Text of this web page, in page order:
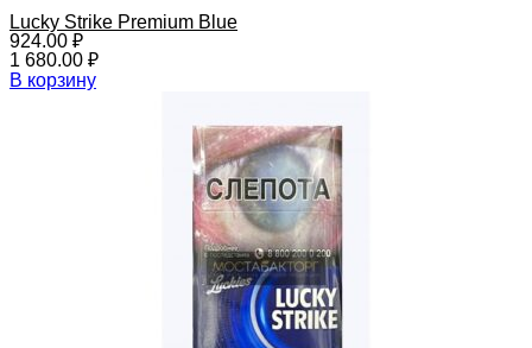
Lucky Strike Premium Blue
924.00 ₽
1 680.00 ₽
В корзину